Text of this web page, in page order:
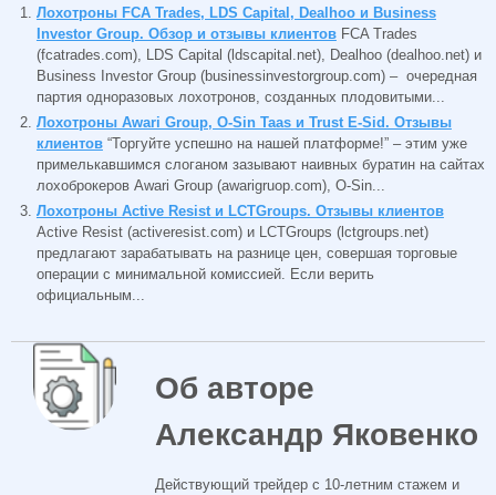
Лохотроны FCA Trades, LDS Capital, Dealhoo и Business
Investor Group. Обзор и отзывы клиентов FCA Trades
(fcatrades.com), LDS Capital (ldscapital.net), Dealhoo (dealhoo.net) и
Business Investor Group (businessinvestorgroup.com) – очередная
партия одноразовых лохотронов, созданных плодовитыми...
Лохотроны Awari Group, O-Sin Taas и Trust E-Sid. Отзывы
клиентов “Торгуйте успешно на нашей платформе!” – этим уже
примелькавшимся слоганом зазывают наивных буратин на сайтах
лохоброкеров Awari Group (awarigruop.com), O-Sin...
Лохотроны Active Resist и LCTGroups. Отзывы клиентов
Active Resist (activeresist.com) и LCTGroups (lctgroups.net)
предлагают зарабатывать на разнице цен, совершая торговые
операции с минимальной комиссией. Если верить
официальным...
Об авторе
Александр Яковенко
Действующий трейдер с 10-летним стажем и